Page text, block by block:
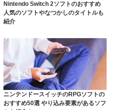
Nintendo Switch 2ソフトのおすすめ
人気のソフトやなつかしのタイトルも
紹介
ニンテンドースイッチのRPGソフトの
おすすめ50選 やり込み要素があるソフ